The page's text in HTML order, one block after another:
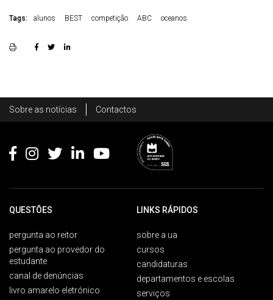
Tags: alunos BEST competição ABC oceanos
Footer
Sobre as notícias Contactos
QUESTÕES
pergunta ao reitor
pergunta ao provedor do
estudante
canal de denúncias
livro amarelo eletrónico
LINKS RÁPIDOS
sobre a ua
cursos
candidaturas
departamentos e escolas
serviços